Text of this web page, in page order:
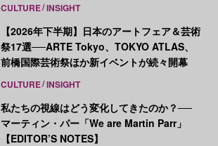
CULTURE INSIGHT
【2026年下半期】日本のアートフェア＆芸術
祭17選──ARTE Tokyo、TOKYO ATLAS、
前橋国際芸術祭ほか新イベントが続々開幕
CULTURE INSIGHT
私たちの視線はどう変化してきたのか？──
マーティン・パー「We are Martin Parr」
【EDITOR’S NOTES】